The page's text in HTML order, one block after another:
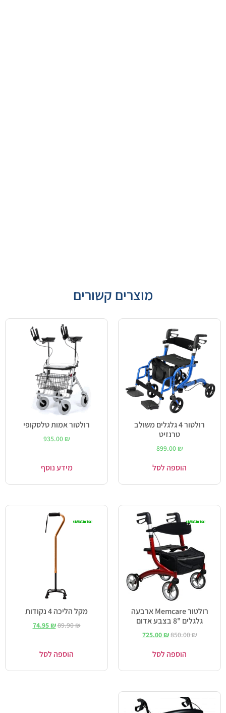
מוצרים קשורים
רולטור 4 גלגלים משולב
טרנזיט
899.00 ₪
הוספה לסל
רולטור אמות טלסקופי
935.00 ₪
מידע נוסף
מבצע!
רולטור Memcare ארבעה
גלגלים "8 בצבע אדום
850.00₪
725.00₪
הוספה לסל
מבצע!
מקל הליכה 4 נקודות
89.90₪
74.95₪
הוספה לסל